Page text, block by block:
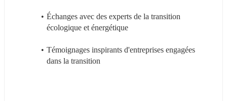
Échanges avec des experts de la transition
écologique et énergétique
Témoignages inspirants d'entreprises engagées
dans la transition